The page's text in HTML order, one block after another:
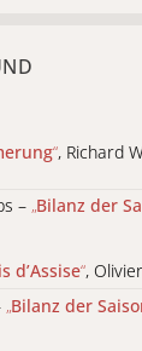
“, Richard
– „Bilanz der
d’Assise“,
„Bilanz der